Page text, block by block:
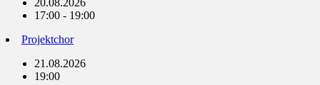
17:00 - 19:00
Projektchor
21.08.2026
19:00